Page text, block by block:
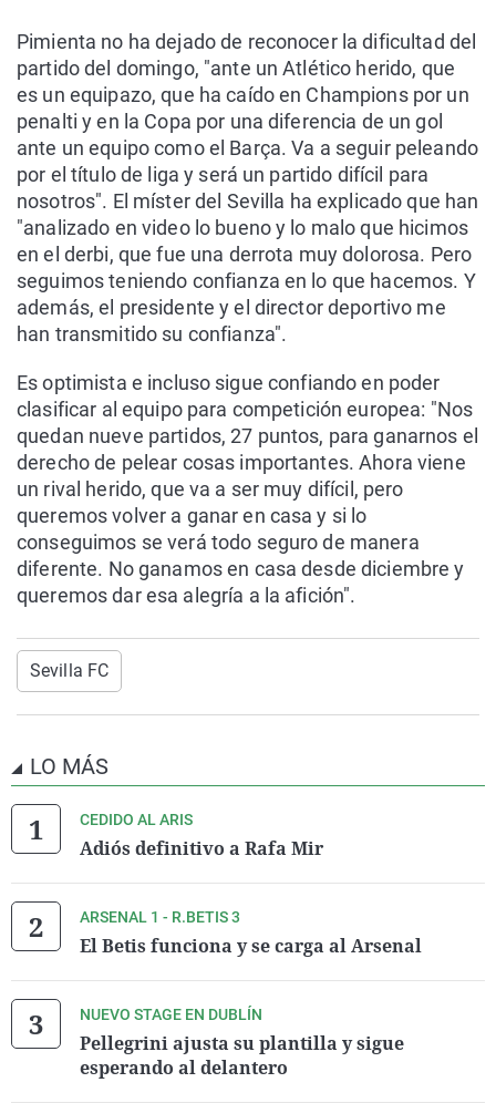
Pimienta no ha dejado de reconocer la dificultad del
partido del domingo, "ante un Atlético herido, que
es un equipazo, que ha caído en Champions por un
penalti y en la Copa por una diferencia de un gol
ante un equipo como el Barça. Va a seguir peleando
por el título de liga y será un partido difícil para
nosotros". El míster del Sevilla ha explicado que han
"analizado en video lo bueno y lo malo que hicimos
en el derbi, que fue una derrota muy dolorosa. Pero
seguimos teniendo confianza en lo que hacemos. Y
además, el presidente y el director deportivo me
han transmitido su confianza".
Es optimista e incluso sigue confiando en poder
clasificar al equipo para competición europea: "Nos
quedan nueve partidos, 27 puntos, para ganarnos el
derecho de pelear cosas importantes. Ahora viene
un rival herido, que va a ser muy difícil, pero
queremos volver a ganar en casa y si lo
conseguimos se verá todo seguro de manera
diferente. No ganamos en casa desde diciembre y
queremos dar esa alegría a la afición".
Sevilla FC
LO MÁS
CEDIDO AL ARIS
Adiós definitivo a Rafa Mir
ARSENAL 1 - R.BETIS 3
El Betis funciona y se carga al Arsenal
NUEVO STAGE EN DUBLÍN
Pellegrini ajusta su plantilla y sigue
esperando al delantero